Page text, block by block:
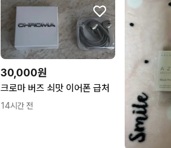
30,000원
크로마 버즈 쇠맛 이어폰 급처
14시간 전